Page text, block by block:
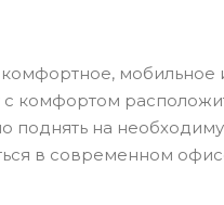
мобильное
комфортом
на
в современном